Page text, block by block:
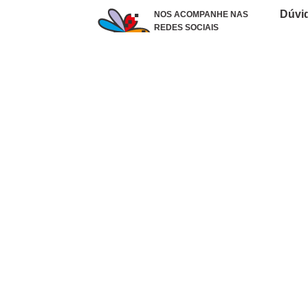
NOS ACOMPANHE NAS
REDES SOCIAIS